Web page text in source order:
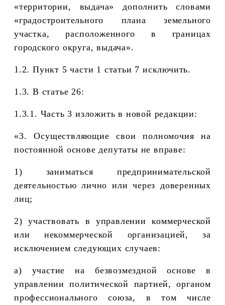
«территории, выдача» дополнить словами
«градостроительного плана земельного
участка, расположенного в границах
городского округа, выдача».
1.2. Пункт 5 части 1 статьи 7 исключить.
1.3. В статье 26:
1.3.1. Часть 3 изложить в новой редакции:
«3. Осуществляющие свои полномочия на
постоянной основе депутаты не вправе:
1) заниматься предпринимательской
деятельностью лично или через доверенных
лиц;
2) участвовать в управлении коммерческой
или некоммерческой организацией, за
исключением следующих случаев:
а) участие на безвозмездной основе в
управлении политической партией, органом
профессионального союза, в том числе